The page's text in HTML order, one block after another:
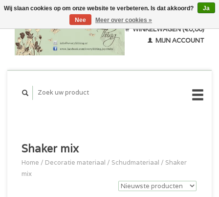
WINKELWAGEN (€0,00)
MIJN ACCOUNT
Shaker mix
Home / Decoratie materiaal / Schudmateriaal / Shaker
mix
Wij slaan cookies op om onze website te verbeteren. Is dat akkoord?
Ja
Nee
Meer over cookies »